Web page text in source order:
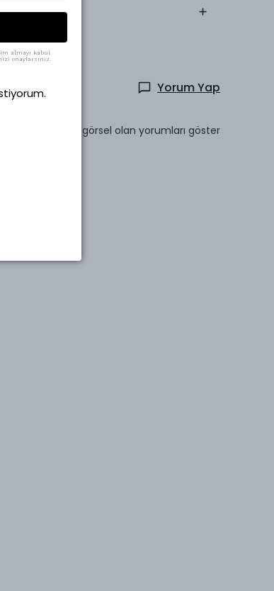
İçeriği
Yorum Yap
Sadece görsel olan yorumları göster
almayı kabul
onaylarsınız.